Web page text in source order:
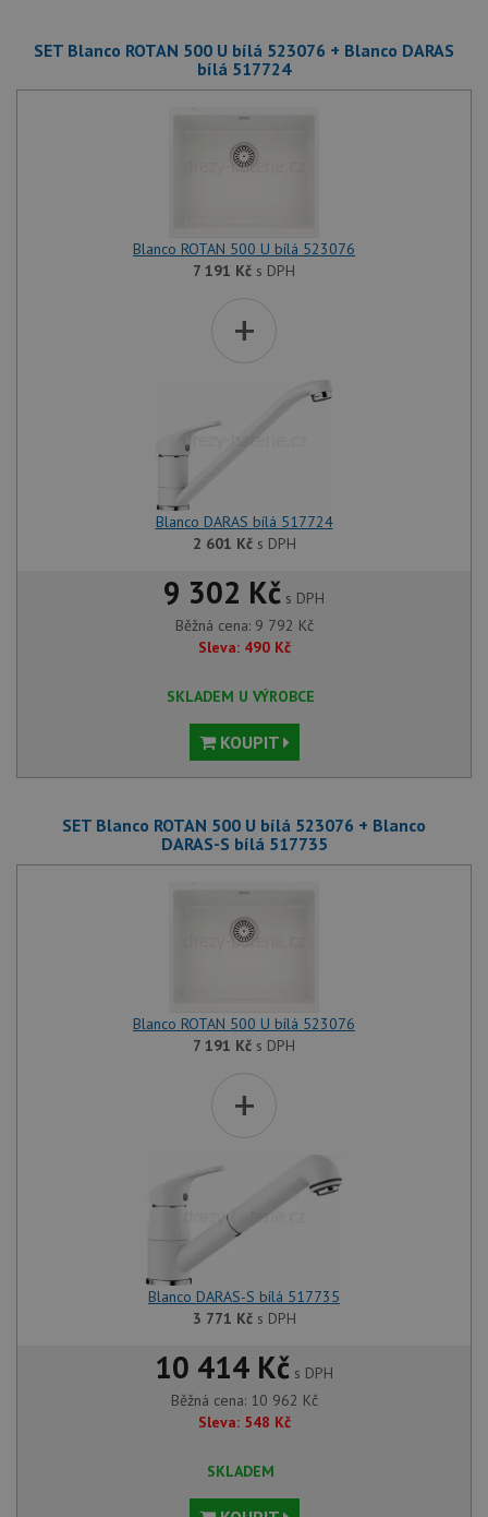
SET Blanco ROTAN 500 U bílá 523076 + Blanco DARAS
bílá 517724
Blanco ROTAN 500 U bílá 523076
7 191 Kč s DPH
+
Blanco DARAS bílá 517724
2 601 Kčs DPH
9 302 Kč s DPH
Běžná cena: 9 792 Kč
Sleva: 490 Kč
SKLADEM U VÝROBCE
KOUPIT
SET Blanco ROTAN 500 U bílá 523076 + Blanco
DARAS-S bílá 517735
Blanco ROTAN 500 U bílá 523076
7 191 Kč s DPH
+
Blanco DARAS-S bílá 517735
3 771 Kčs DPH
10 414 Kč s DPH
Běžná cena: 10 962 Kč
Sleva: 548 Kč
SKLADEM